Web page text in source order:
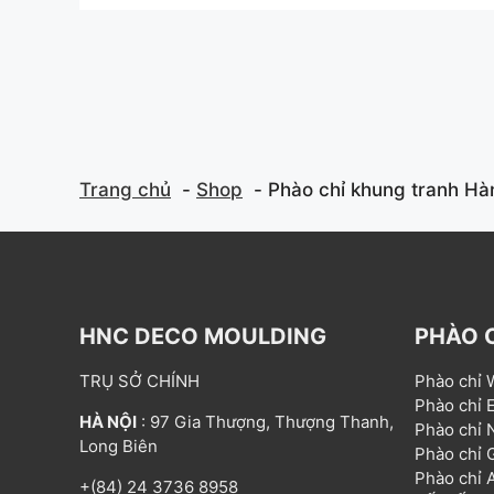
Trang chủ Shop Phào chỉ khung tranh
HNC DECO MOULDING
TRỤ SỞ CHÍNH
HÀ NỘI : 97 Gia Thượng, Thượng Thanh,
Long Biên
+(84) 24 3736 8958
PHÀO
Phào chỉ
Phào chỉ
Phào chỉ
Phào chỉ
Phào chỉ